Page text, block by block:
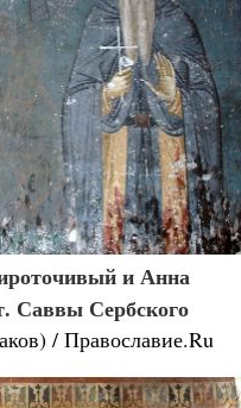
и Анна
Саввы Сербского
/ Православие.Ru